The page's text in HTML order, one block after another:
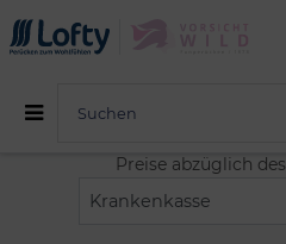
Preise abzüglich